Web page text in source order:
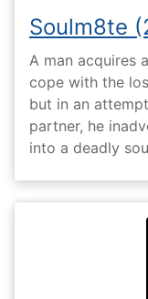
Soulm8te
A man acquires
cope with the
but in an
partner, he
into a deadly